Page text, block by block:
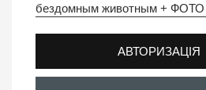
бездомным животным + ФОТО
АВТОРИЗАЦІЯ